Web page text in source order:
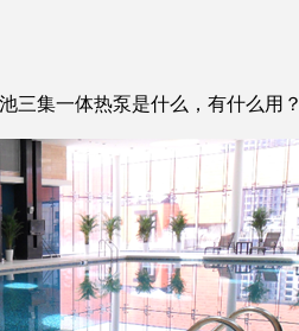
集一体热泵是什么，有什么用？